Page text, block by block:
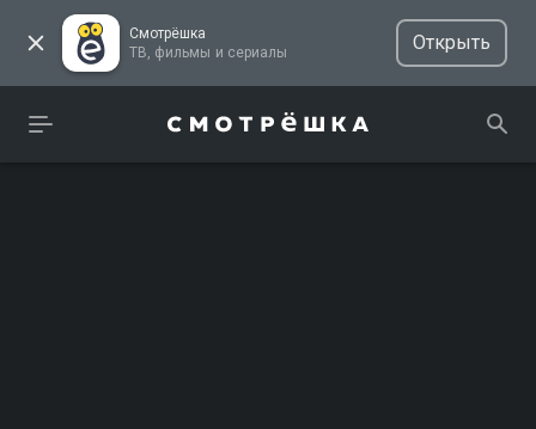
Смотрёшка
ТВ, фильмы и сериалы
Открыть